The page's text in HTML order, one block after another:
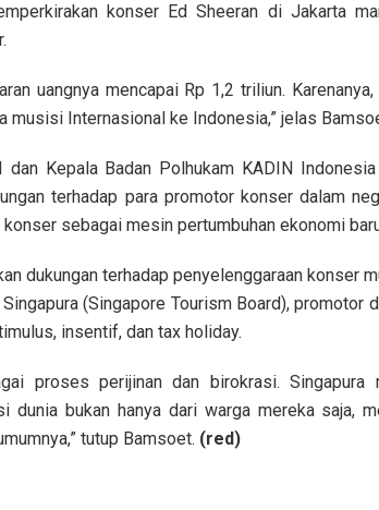
konser Ed Sheeran di Jakarta
uangnya mencapai Rp 1,2 triliun.
musisi Internasional ke Indonesia,” jelas
Kepala Badan Polhukam KADIN
terhadap para promotor konser dalam
sebagai mesin pertumbuhan ekonomi
dukungan terhadap penyelenggaraan konser
(Singapore Tourism Board), promotor
insentif, dan tax holiday.
proses perijinan dan birokrasi. Singapura
bukan hanya dari warga mereka saja,
tutup Bamsoet. (red)